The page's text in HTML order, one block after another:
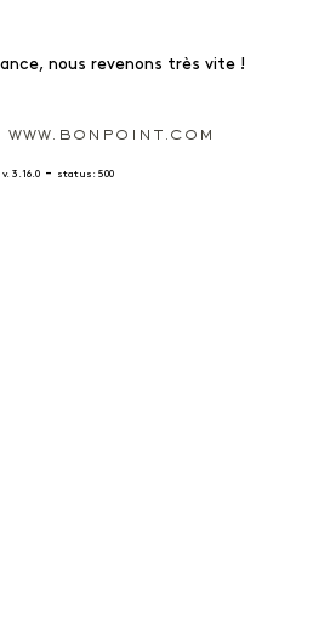
nous revenons très vite !
v. 3.16.0 - status: 500